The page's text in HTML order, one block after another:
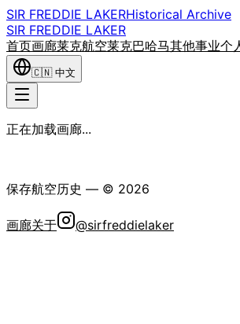
SIR FREDDIE LAKERHistorical Archive
SIR FREDDIE LAKER
首页画廊莱克航空莱克巴哈马其他事业个
🇨🇳 中文
正在加载画廊...
保存航空历史 — © 2026
画廊关于 @sirfreddielaker